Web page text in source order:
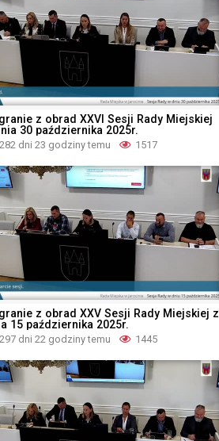
z obrad XXVI Sesji Rady Miejskiej
30 października 2025r.
282 dni 23 godziny temu 1517
z obrad XXV Sesji Rady Miejskiej z
15 października 2025r.
297 dni 22 godziny temu 1445